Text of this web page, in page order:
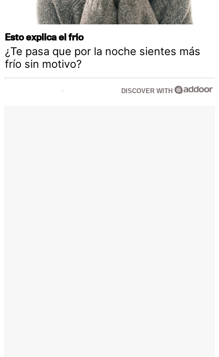
Esto explica el frío
¿Te pasa que por la noche sientes más
frío sin motivo?
DISCOVER WITH